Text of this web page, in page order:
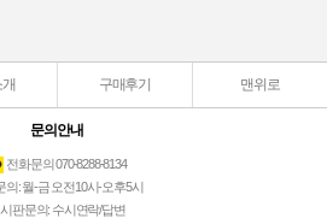
구매후기 맨위로
문의안내
전화문의 070-8288-8134
의: 월-금 오전10시-오후5시
판문의: 수시연락/답변